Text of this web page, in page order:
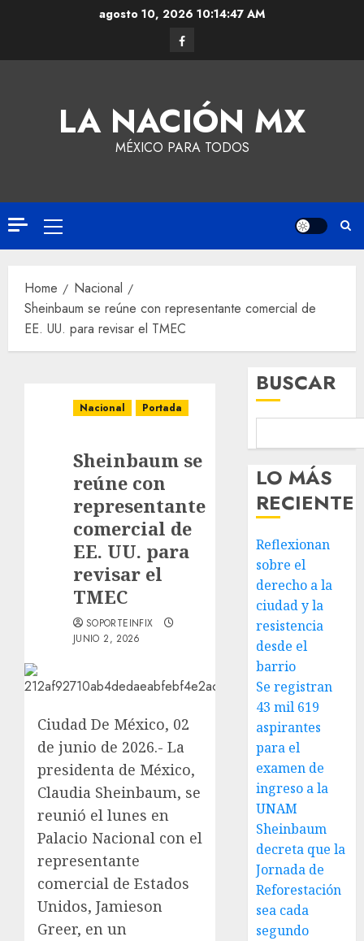
agosto 10, 2026 10:14:48 AM
LA NACIÓN MX
MÉXICO PARA TODOS
Home
Nacional
Sheinbaum se reúne con representante comercial de
EE. UU. para revisar el TMEC
Nacional Portada
Sheinbaum se
reúne con
representante
comercial de
EE. UU. para
revisar el
TMEC
SOPORTEINFIX
JUNIO 2, 2026
Ciudad De México, 02
de junio de 2026.- La
presidenta de México,
Claudia Sheinbaum, se
reunió el lunes en
Palacio Nacional con el
representante
comercial de Estados
Unidos, Jamieson
Greer, en un
BUSCAR
LO MÁS
RECIENTE
Reflexionan
sobre el
derecho a la
ciudad y la
resistencia
desde el
barrio
Se registran
43 mil 619
aspirantes
para el
examen de
ingreso a la
UNAM
Sheinbaum
decreta que la
Jornada de
Reforestación
sea cada
segundo